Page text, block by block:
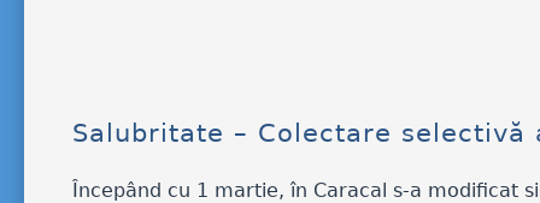
Salubritate – Colectare selectivă
Începând cu 1 martie, în Caracal s-a modificat